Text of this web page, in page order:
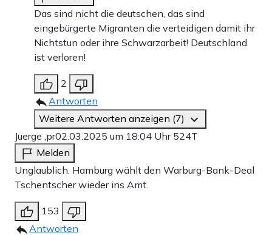
Das sind nicht die deutschen, das sind
eingebürgerte Migranten die verteidigen damit ihr
Nichtstun oder ihre Schwarzarbeit! Deutschland
ist verloren!
2
Antworten
Weitere Antworten anzeigen (7)
Juerge ,pr02.03.2025 um 18:04 Uhr 524T
Melden
Unglaublich. Hamburg wählt den Warburg-Bank-Deal
Tschentscher wieder ins Amt.
153
Antworten